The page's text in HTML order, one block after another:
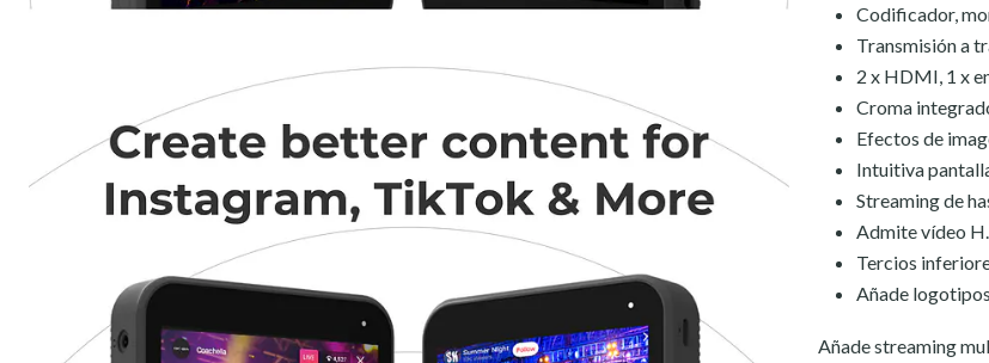
Codificador,
Transmisión a
2 x HDMI, 1 x
Croma
Efectos de
Intuitiva
Streaming de
Admite vídeo
Tercios
Añade
Añade streaming